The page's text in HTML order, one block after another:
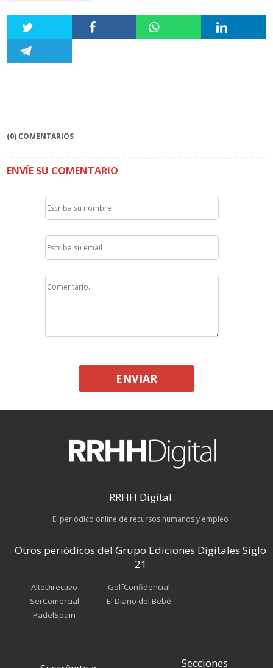
(0) COMENTARIOS
ENVÍE SU COMENTARIO
ENVIAR
RRHH Digital
El periódico online de recursos humanos y empleo
Otros periódicos del Grupo Ediciones Digitales Siglo
21
AltoDirectivo
SerComercial
PadelSpain
GolfConfidencial
El Diario del Bebé
Secciones